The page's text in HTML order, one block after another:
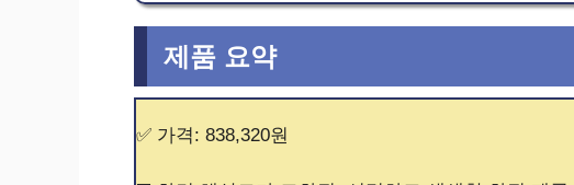
제품 요약
✅ 가격: 838,320원